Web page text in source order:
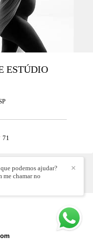
ESTÚDIO
71
✕
podemos ajudar?
me chamar no